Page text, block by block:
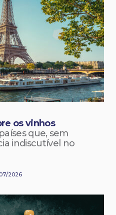
os vinhos
que, sem
indiscutível no
2026